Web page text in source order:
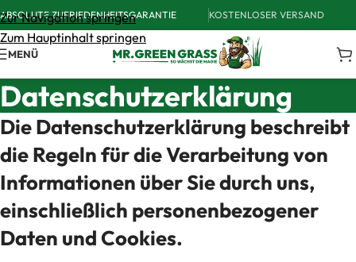
Zur Navigation springen
Zum Hauptinhalt springen
ABSOLUTE ZUFRIEDENHEITSGARANTIE KOSTENLOSER VERSAND
MENÜ
Datenschutzerklärung
Die Datenschutzerklärung beschreibt
die Regeln für die Verarbeitung von
Informationen über Sie durch uns,
einschließlich personenbezogener
Daten und Cookies.